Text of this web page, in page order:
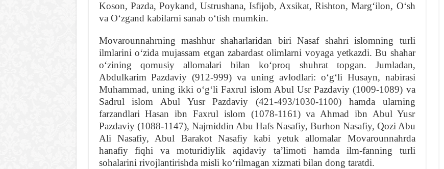
Koson, Pazda, Poykand, Ustrushana, Isfijob, Axsikat, Rishton, Margʻilon, Oʻsh
va Oʻzgand kabilarni sanab oʻtish mumkin.
Movarounnahrning mashhur shaharlaridan biri Nasaf shahri islomning turli
ilmlarini oʻzida mujassam etgan zabardast olimlarni voyaga yetkazdi. Bu shahar
oʻzining qomusiy allomalari bilan koʻproq shuhrat topgan. Jumladan,
Abdulkarim Pazdaviy (912-999) va uning avlodlari: oʻgʻli Husayn, nabirasi
Muhammad, uning ikki oʻgʻli Faxrul islom Abul Usr Pazdaviy (1009-1089) va
Sadrul islom Abul Yusr Pazdaviy (421-493/1030-1100) hamda ularning
farzandlari Hasan ibn Faxrul islom (1078-1161) va Ahmad ibn Abul Yusr
Pazdaviy (1088-1147), Najmiddin Abu Hafs Nasafiy, Burhon Nasafiy, Qozi Abu
Ali Nasafiy, Abul Barakot Nasafiy kabi yetuk allomalar Movarounnahrda
hanafiy fiqhi va moturidiylik aqidaviy taʼlimoti hamda ilm-fanning turli
sohalarini rivojlantirishda misli koʻrilmagan xizmati bilan dong taratdi.